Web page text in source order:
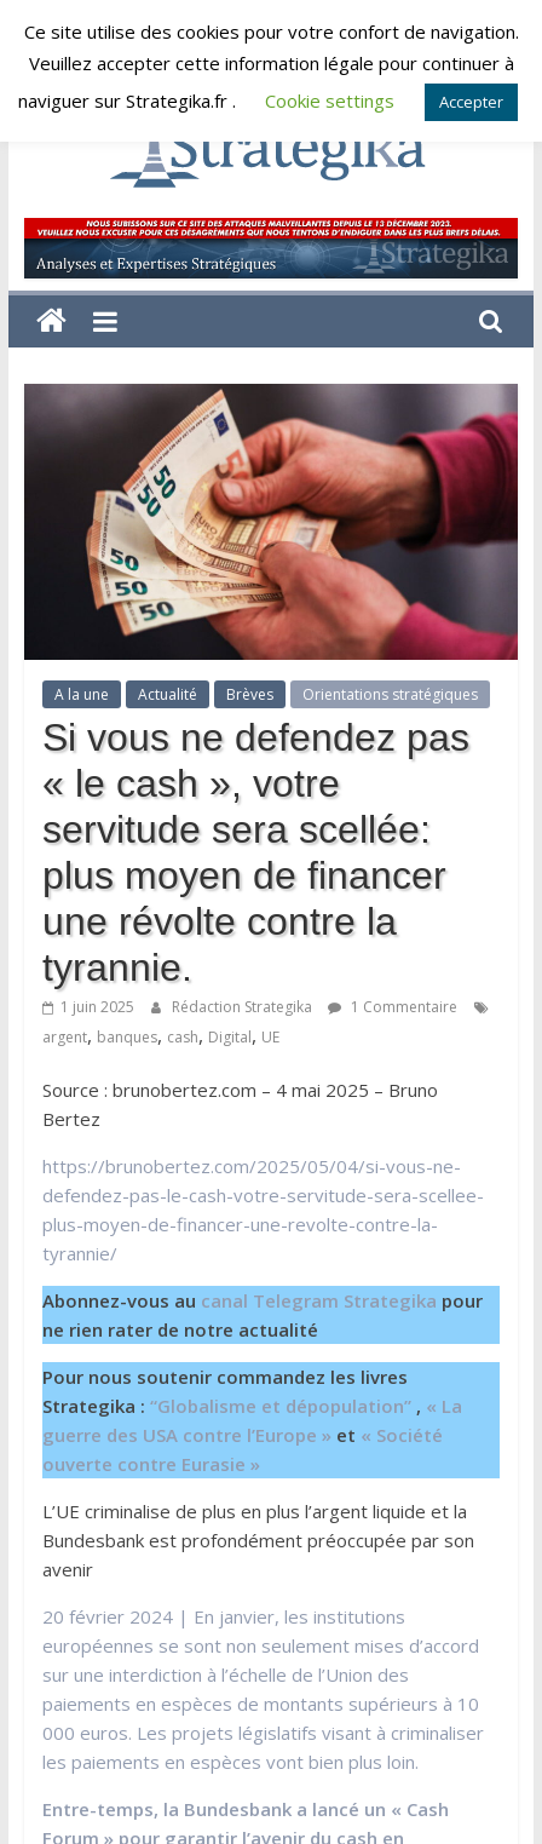
Skip
samedi, août 8, 2026
Strategika
Expertise
et
Analyses
A la une Actualité Brèves Orientations stratégiques
Si vous ne defendez pas
« le cash », votre
servitude sera scellée:
plus moyen de financer
une révolte contre la
tyrannie.
1 juin 2025 Rédaction Strategika
1 Commentaire
argent, banques, cash, Digital, UE
Source : brunobertez.com – 4 mai 2025 – Bruno
Bertez
https://brunobertez.com/2025/05/04/si-vous-ne-
defendez-pas-le-cash-votre-servitude-sera-scellee-
plus-moyen-de-financer-une-revolte-contre-la-
tyrannie/
Abonnez-vous au canal Telegram Strategika pour
ne rien rater de notre actualité
Pour nous soutenir commandez les livres
Strategika : “Globalisme et dépopulation”, « La
guerre des USA contre l’Europe » et « Société
ouverte contre Eurasie »
L’UE criminalise de plus en plus l’argent liquide et la
Bundesbank est profondément préoccupée par son
avenir
20 février 2024 | En janvier, les institutions
européennes se sont non seulement mises d’accord
sur une interdiction à l’échelle de l’Union des
paiements en espèces de montants supérieurs à 10
000 euros. Les projets législatifs visant à criminaliser
les paiements en espèces vont bien plus loin.
Entre-temps, la Bundesbank a lancé un « Cash
Forum » pour garantir l’avenir du cash en
Ce site utilise des cookies pour votre confort de navigation.
Veuillez accepter cette information légale pour continuer à
naviguer sur Strategika.fr .
Cookie settings Accepter